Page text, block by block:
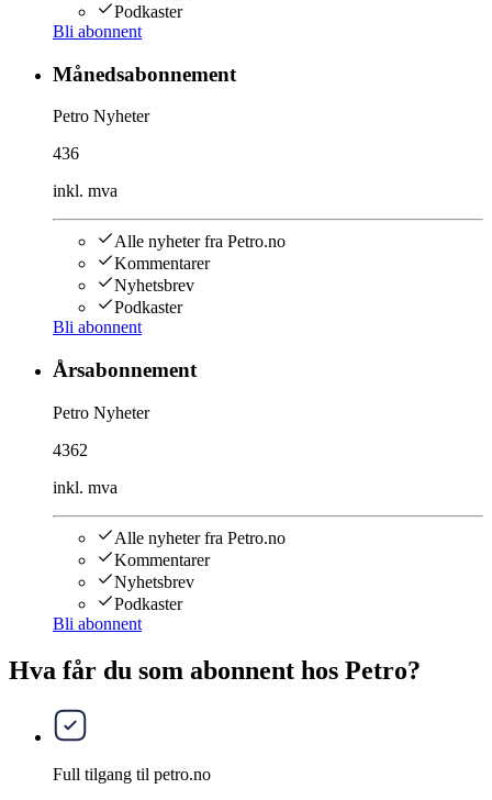
Podkaster
Bli abonnent
Månedsabonnement
Petro Nyheter
436
inkl. mva
Alle nyheter fra Petro.no
Kommentarer
Nyhetsbrev
Podkaster
Bli abonnent
Årsabonnement
Petro Nyheter
4362
inkl. mva
Alle nyheter fra Petro.no
Kommentarer
Nyhetsbrev
Podkaster
Bli abonnent
Hva får du som abonnent hos Petro?
Full tilgang til petro.no